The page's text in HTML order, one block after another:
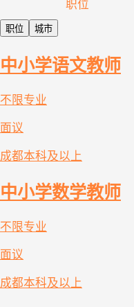
职位
职位 城市
中小学语文教师
不限专业
面议
成都本科及以上
中小学数学教师
不限专业
面议
成都本科及以上